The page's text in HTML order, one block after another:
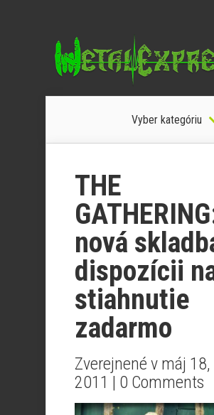
Vyber kategóriu
THE
nová
dispozícii
stiahnutie
zadarmo
Zverejnené v máj 18,
2011 | 0 Comments